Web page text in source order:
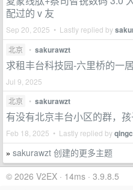
配过的 v 友
Sep 20, 2025 • Lastly replied by
北京 • sakurawzt
求租丰台科技园-六里桥的一
Jul 9, 2025
北京
• sakurawzt
有没有北京丰台小区的群，
Feb 18, 2025 • Lastly replied by
» sakurawzt 创建的更多主题
© 2026 V2EX · 14ms · 3.9.8.5